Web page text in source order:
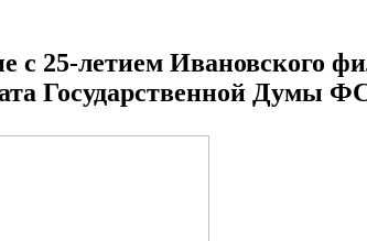
с 25-летием Ивановского
Государственной Думы